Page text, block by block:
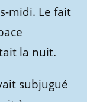
midi. Le fait
la nuit.
subjugué